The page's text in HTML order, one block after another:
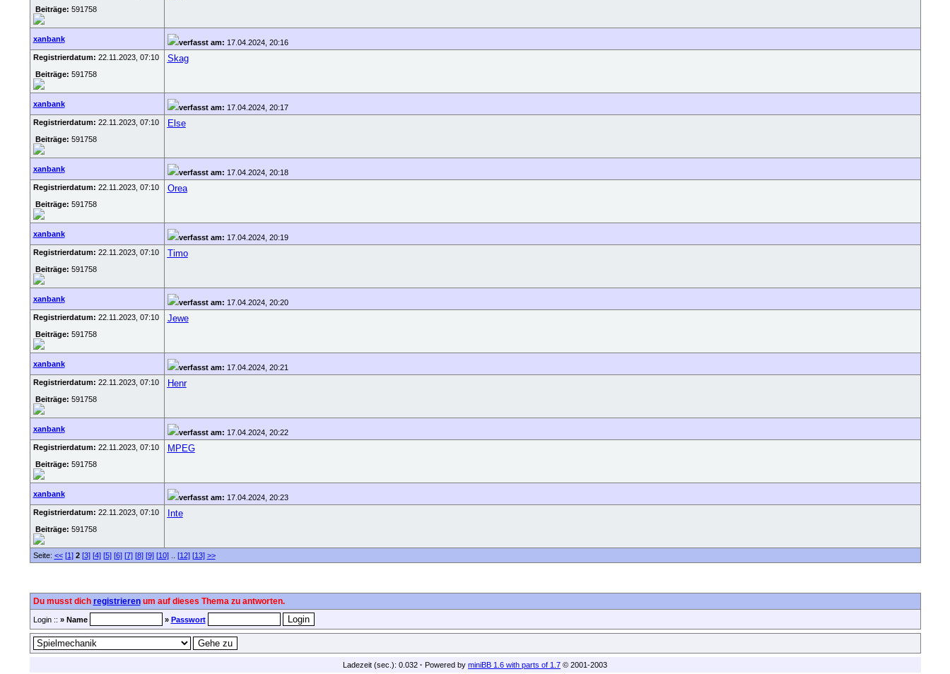
Beiträge: 591758
xanbank verfasst am: 17.04.2024, 20:16
Registrierdatum: 22.11.2023, 07:10
Beiträge: 591758
Skag
xanbank verfasst am: 17.04.2024, 20:17
Registrierdatum: 22.11.2023, 07:10
Beiträge: 591758
Else
xanbank verfasst am: 17.04.2024, 20:18
Registrierdatum: 22.11.2023, 07:10
Beiträge: 591758
Orea
xanbank verfasst am: 17.04.2024, 20:19
Registrierdatum: 22.11.2023, 07:10
Beiträge: 591758
Timo
xanbank verfasst am: 17.04.2024, 20:20
Registrierdatum: 22.11.2023, 07:10
Beiträge: 591758
Jewe
xanbank verfasst am: 17.04.2024, 20:21
Registrierdatum: 22.11.2023, 07:10
Beiträge: 591758
Henr
xanbank verfasst am: 17.04.2024, 20:22
Registrierdatum: 22.11.2023, 07:10
Beiträge: 591758
MPEG
xanbank verfasst am: 17.04.2024, 20:23
Registrierdatum: 22.11.2023, 07:10
Beiträge: 591758
Inte
Seite: << [1] 2 [3] [4] [5] [6] [7] [8] [9] [10].. [12] [13] >>
Du musst dich registrierenum auf dieses Thema zu antworten.
Login :: » Name » Passwort
Ladezeit (sec.): 0.032 · Powered by miniBB 1.6 with parts of 1.7 © 2001-2003